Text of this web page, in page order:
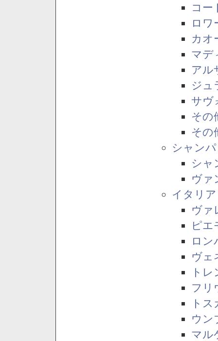
コー
ロワ
カオ
マデ
アル
ジュ
サヴ
その
その
シャン
シャ
ヴァ
イタリア
ヴァ
ピエ
ロン
ヴェ
ト
フリ
ト
ウン
マル